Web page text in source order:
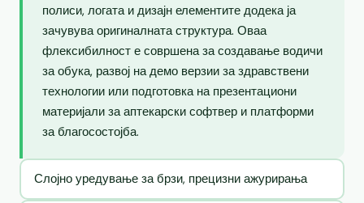
полиси, логата и дизајн елементите додека ја
зачувува оригиналната структура. Оваа
флексибилност е совршена за создавање водичи
за обука, развој на демо верзии за здравствени
технологии или подготовка на презентациони
материјали за аптекарски софтвер и платформи
за благосостојба.
Слојно уредување за брзи, прецизни ажурирања